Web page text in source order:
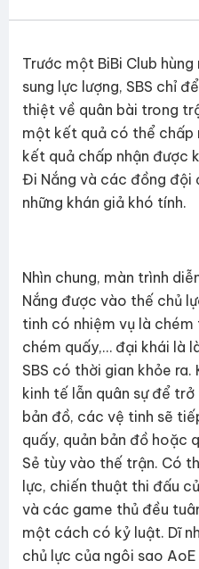
Trước một BiBi Club
sung lực lượng, SBS chỉ
thiệt về quân bài trong
một kết quả có thể chấp
kết quả chấp nhận được
Đi Nắng và các đồng đội
những khán giả khó tính.
Nhìn chung, màn trình
Nắng được vào thế chủ
tinh có nhiệm vụ là
chém quấy,… đại khái là
SBS có thời gian khỏe ra.
kinh tế lẫn quân sự để
bản đồ, các vệ tinh sẽ
quấy, quản bản đồ hoặc
Sẻ tùy vào thế trận. Có
lực, chiến thuật thi đấu
và các game thủ đều
một cách có kỷ luật. Dĩ
chủ lực của ngôi sao